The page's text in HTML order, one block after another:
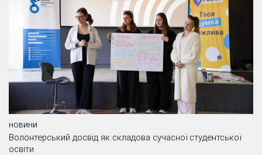
НОВИНИ
Волонтерський досвід як складова сучасної студентської
освіти